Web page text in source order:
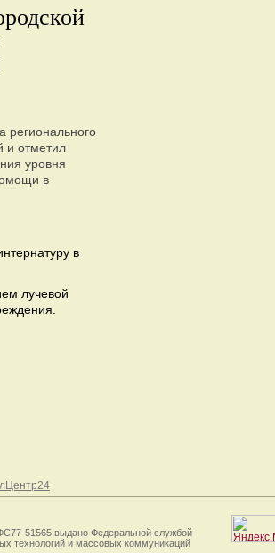
регионального
и отметил
уровня
в
в
лучевой
51565 выдано Федеральной службой
технологий и массовых коммуникаций